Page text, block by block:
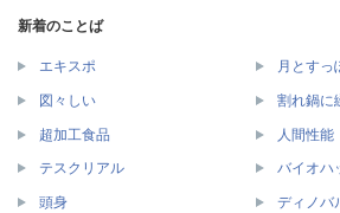
新着のことば
エキスポ 月とすっ
図々しい 割れ鍋に
超加工食品 人間性能
テスクリアル バイオハ
頭身 ディノバ